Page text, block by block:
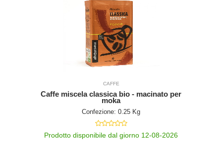
CAFFE
Caffe miscela classica bio - macinato per
moka
Confezione: 0.25 Kg
Prodotto disponibile dal giorno 12-08-2026